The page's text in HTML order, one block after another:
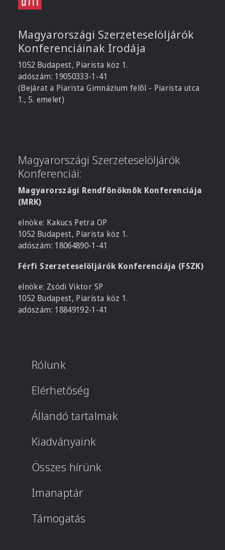
Magyarországi Szerzeteselöljárók
Konferenciáinak Irodája
1052 Budapest, Piarista köz 1.
adószám: 19050333-1-41
(Bejárat a Piarista Gimnázium felől - Piarista utca
1., 5. emelet)
Magyarországi Szerzeteselöljárók
Konferenciái:
Magyarországi Rendfőnöknők Konferenciája
(MRK)
elnöke: Kakucs Petra OP
1052 Budapest, Piarista köz 1.
adószám: 18064890-1-41
Férfi Szerzeteselöljárók Konferenciája (FSZK)
elnöke: Zsódi Viktor SP
1052 Budapest, Piarista köz 1.
adószám: 18849192-1-41
Rólunk
Elérhetőség
Állandó tartalmak
Kiadványaink
Összes hírünk
Imanaptár
Támogatás